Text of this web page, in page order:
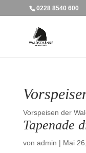
0228 8540 600
Vorspeisen der
Tapenade
von admin | Mai